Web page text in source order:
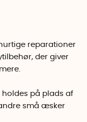
reparationer
der giver
på plads af
små æsker